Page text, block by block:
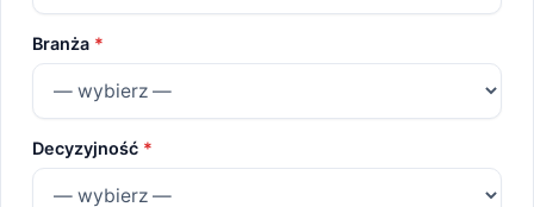
Branża *
Decyzyjność *